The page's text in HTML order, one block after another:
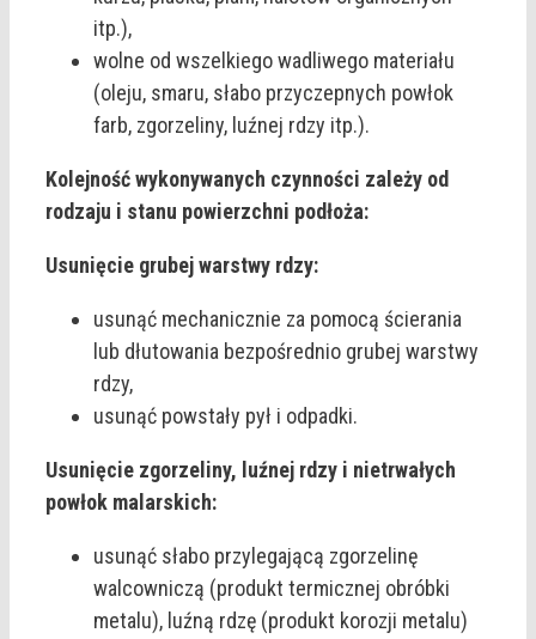
itp.),
wolne od wszelkiego wadliwego materiału
(oleju, smaru, słabo przyczepnych powłok
farb, zgorzeliny, luźnej rdzy itp.).
Kolejność wykonywanych czynności zależy od
rodzaju i stanu powierzchni podłoża:
Usunięcie grubej warstwy rdzy:
usunąć mechanicznie za pomocą ścierania
lub dłutowania bezpośrednio grubej warstwy
rdzy,
usunąć powstały pył i odpadki.
Usunięcie zgorzeliny, luźnej rdzy i nietrwałych
powłok malarskich:
usunąć słabo przylegającą zgorzelinę
walcowniczą (produkt termicznej obróbki
metalu), luźną rdzę (produkt korozji metalu)